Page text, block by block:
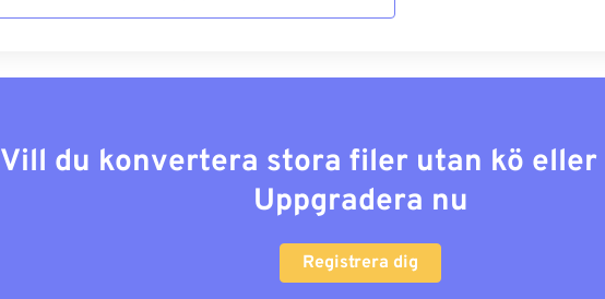
Vill du konvertera stora filer utan kö eller
Uppgradera nu
Registrera dig